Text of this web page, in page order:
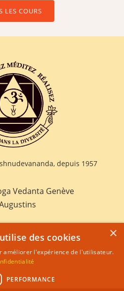
LES COURS
depuis 1957
Vedanta Genève
×
des cookies
améliorer l'expérience de l'utilisateur.
PERFORMANCE